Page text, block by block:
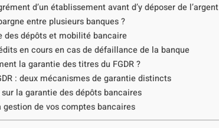
d’un établissement avant d’y déposer de l’argent
entre plusieurs banques ?
des dépôts et mobilité bancaire
en cours en cas de défaillance de la banque
la garantie des titres du FGDR ?
: deux mécanismes de garantie distincts
la garantie des dépôts bancaires
de vos comptes bancaires